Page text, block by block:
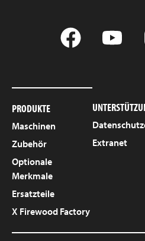
PRODUKTE
Maschinen
Zubehör
Optionale
Merkmale
Ersatzteile
X Firewood Factory
Extranet